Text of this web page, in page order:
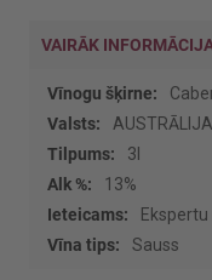
VAIRĀK
Vairāk
informācijasAUSTRĀLIJA
3l
13%
Ekspertu
Sauss